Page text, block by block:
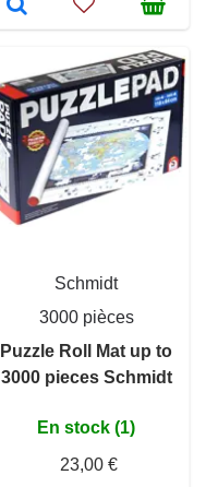
Schmidt
3000 pièces
Puzzle Roll Mat up to
3000 pieces Schmidt
En stock (1)
23,00 €